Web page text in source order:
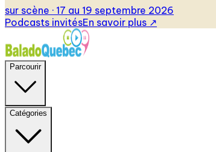
sur scène · 17 au 19 septembre 2026
Podcasts invitésEn savoir plus ↗
Parcourir
Catégories